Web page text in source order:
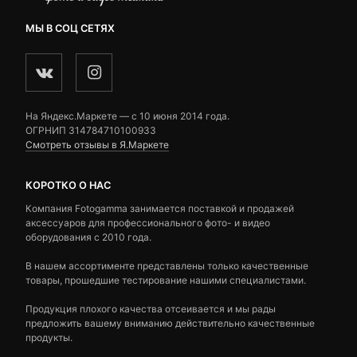
МЫ В СОЦ СЕТЯХ
На Яндекс.Маркете — c 10 июня 2014 года.
ОГРНИП 314784710100933
Смотреть отзывы в Я.Маркете
КОРОТКО О НАС
Компания Fotogamma занимается поставкой и продажей
аксессуаров для профессионального фото- и видео
оборудования с 2010 года.
В нашем ассортименте представлены только качественные
товары, прошедшие тестирование нашими специалистами.
Продукция плохого качества отсеивается и мы рады
предложить вашему вниманию действительно качественные
продукты.